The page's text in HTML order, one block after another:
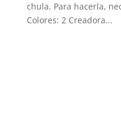
chula. Para hacerla,
Colores: 2 Creadora...